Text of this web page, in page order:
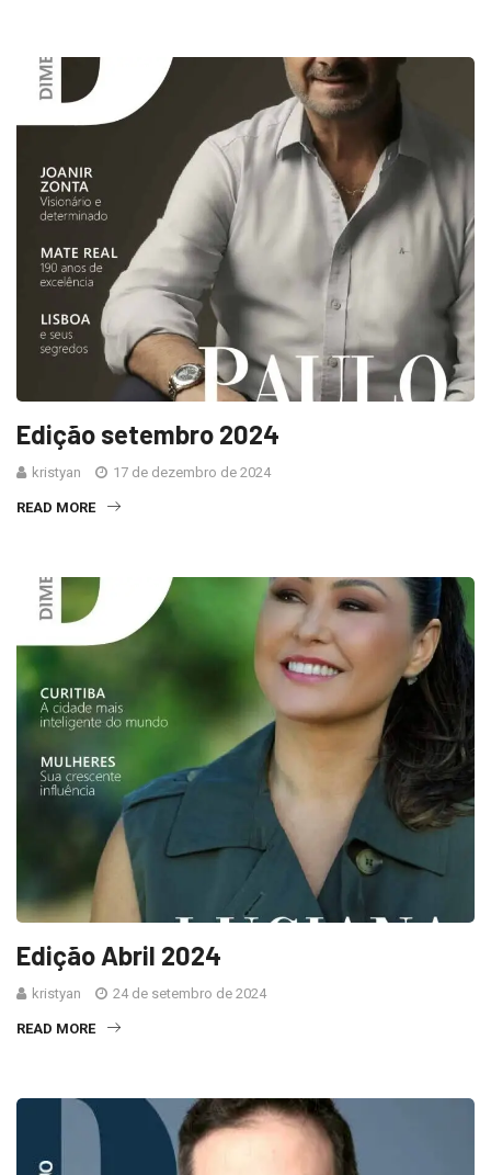
Edição setembro 2024
kristyan 17 de dezembro de 2024
READ MORE
Edição Abril 2024
kristyan 24 de setembro de 2024
READ MORE